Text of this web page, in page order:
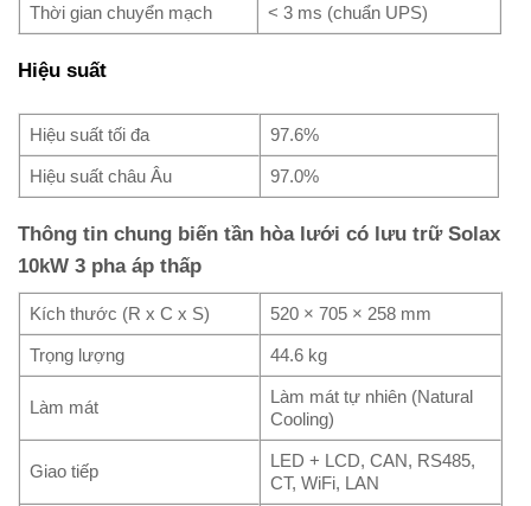
Thời gian chuyển mạch < 3 ms (chuẩn UPS)
Hiệu suất
Hiệu suất tối đa 97.6%
Hiệu suất châu Âu 97.0%
Thông tin chung biến tần hòa lưới có lưu trữ Solax
10kW 3 pha áp thấp
Kích thước (R x C x S) 520 × 705 × 258 mm
Trọng lượng 44.6 kg
Làm mát
Làm mát tự nhiên (Natural
Cooling)
Giao tiếp
LED + LCD, CAN, RS485,
CT, WiFi, LAN